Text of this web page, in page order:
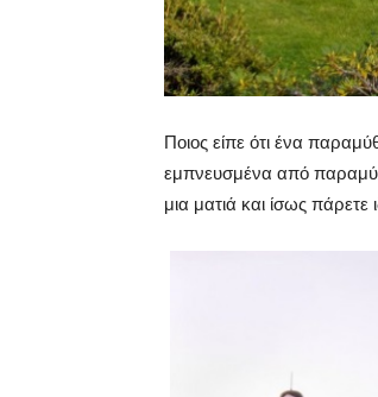
Ποιος είπε ότι ένα
εμπνευσμένα από
μια ματιά και ίσως πάρετε